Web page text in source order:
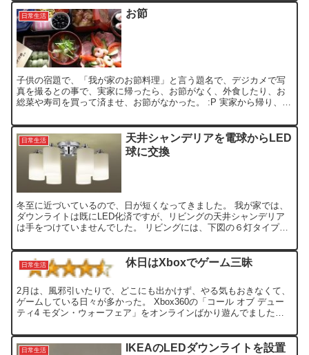
日常生活 お節
子供の宿題で、「我が家のお節料理」と言う題名で、デジカメで写
真を撮るとの事で、実家に帰ったら、お節がなく、外食したり、お
総菜や寿司を買って済ませ、お節がなかった。 :P 実家から帰り、カ
日常生活
天井シャンデリアを電球からLED
球に交換
冬至に近づいているので、日が短くなってきました。 我が家では、
ダウンライトは既にLED化済ですが、リビングの天井シャンデリア
は手をつけていませんでした。 リビングには、下図の６灯タイプの
日常生活 休日はXboxでゲーム三昧
2月は、風邪引いたりで、どこにも出かけず、やる気もおきなくて、
ゲームしている日々が多かった。 Xbox360の「コール オブ デュー
ティ4 モダン・ウォーフェア」をオンラインばかり遊んでましたけ
日常生活
IKEAのLEDダウンライトを設置